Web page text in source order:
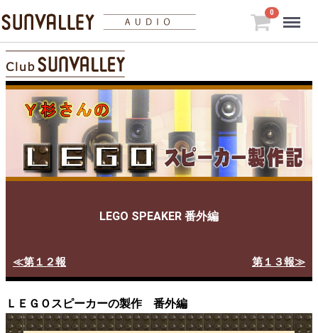
0
LEGO SPEAKER 番外編
≪第１２報 第１３報≫
ＬＥＧＯスピーカーの製作 番外編